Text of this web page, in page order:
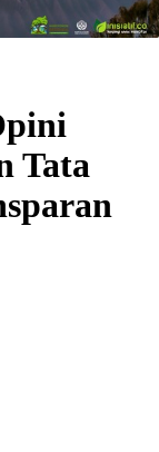
Tata